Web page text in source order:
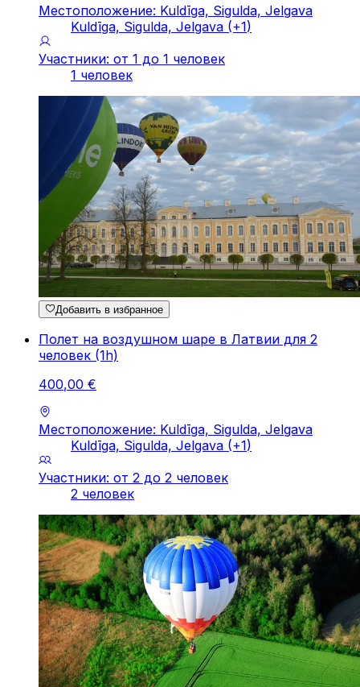
Местоположение: Kuldīga, Sigulda, Jelgava
Kuldīga, Sigulda, Jelgava (+1)
Участники: от 1 до 1 человек
1 человек
Добавить в избранное
Полет на воздушном шаре в Латвии для 2
человек (1h)
400,00 €
Местоположение: Kuldīga, Sigulda, Jelgava
Kuldīga, Sigulda, Jelgava (+1)
Участники: от 2 до 2 человек
2 человек